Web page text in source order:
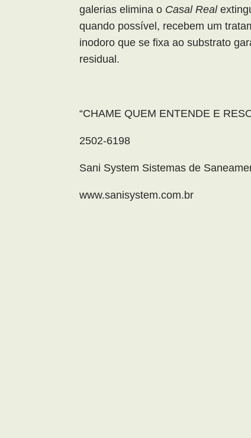
galerias elimina o Casal Real
quando possível, recebem um
inodoro que se fixa ao substrato
residual.
“CHAME QUEM ENTENDE E
2502-6198
Sani System Sistemas de
www.sanisystem.com.br